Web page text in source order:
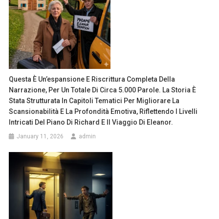
Questa È Un’espansione E Riscrittura Completa Della
Narrazione, Per Un Totale Di Circa 5.000 Parole. La Storia È
Stata Strutturata In Capitoli Tematici Per Migliorare La
Scansionabilità E La Profondità Emotiva, Riflettendo I Livelli
Intricati Del Piano Di Richard E Il Viaggio Di Eleanor.
January 11, 2026 admin